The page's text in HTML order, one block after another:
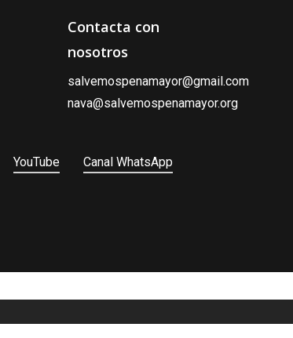
Contacta con
nosotros
salvemospenamayor@gmail.com
nava@salvemospenamayor.org
YouTube Canal WhatsApp